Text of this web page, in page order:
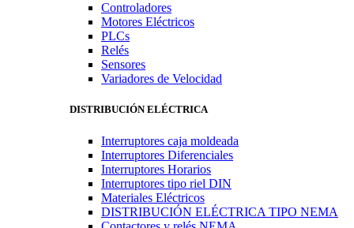
Controladores
Motores Eléctricos
PLCs
Relés
Sensores
Variadores de Velocidad
DISTRIBUCIÓN ELÉCTRICA
Interruptores caja moldeada
Interruptores Diferenciales
Interruptores Horarios
Interruptores tipo riel DIN
Materiales Eléctricos
DISTRIBUCIÓN ELÉCTRICA TIPO NEMA